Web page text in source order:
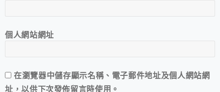
個人網站網址
在瀏覽器中儲存顯示名稱、電子郵件地址及個人網站網
址，以供下次發佈留言時使用。